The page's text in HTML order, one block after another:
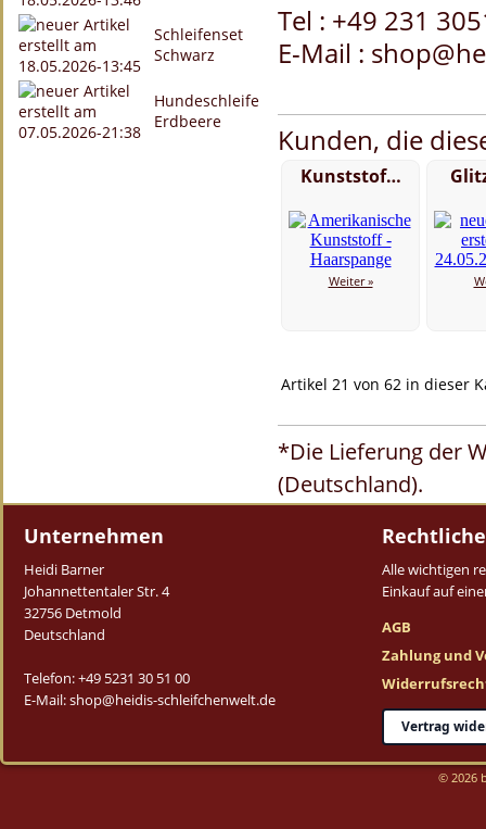
Schleifenset
Schwarz
Hundeschleife
Erdbeere
Tel : +49 231
E-Mail :
Kunden, die
Kunststof…
Weiter »
Artikel 21 von 62 in dieser
*Die Lieferung der
(Deutschland).
Unternehmen
Heidi Barner
Johannettentaler Str. 4
32756 Detmold
Deutschland
Telefon: +49 5231 30 51 00
E-Mail: shop@heidis-schleifchenwelt.de
Alle wichtigen
Einkauf auf
AGB
Zahlung und
Vertrag
© 2026